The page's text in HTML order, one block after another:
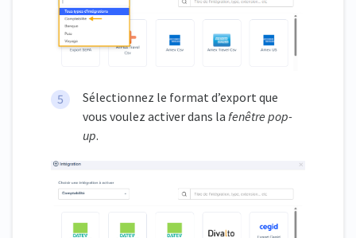
Sélectionnez le format d’export que
vous voulez activer dans la fenêtre pop-
up.